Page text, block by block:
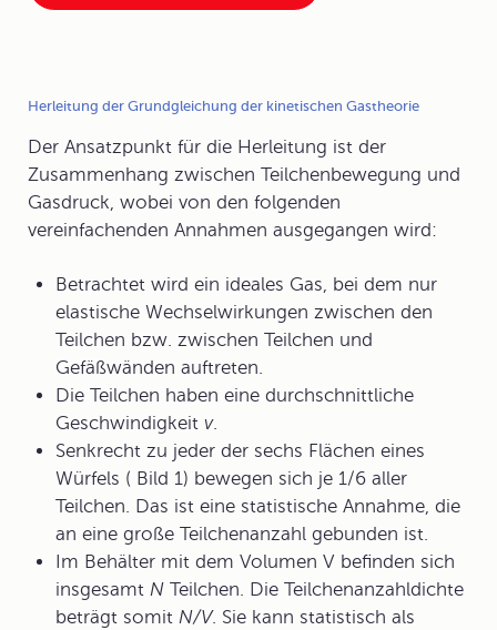
Herleitung der Grundgleichung der kinetischen Gastheorie
Der Ansatzpunkt für die Herleitung ist der
Zusammenhang zwischen Teilchenbewegung und
Gasdruck, wobei von den folgenden
vereinfachenden Annahmen ausgegangen wird:
Betrachtet wird ein ideales Gas, bei dem nur
elastische Wechselwirkungen zwischen den
Teilchen bzw. zwischen Teilchen und
Gefäßwänden auftreten.
Die Teilchen haben eine durchschnittliche
Geschwindigkeit v.
Senkrecht zu jeder der sechs Flächen eines
Würfels ( Bild 1) bewegen sich je 1/6 aller
Teilchen. Das ist eine statistische Annahme, die
an eine große Teilchenanzahl gebunden ist.
Im Behälter mit dem Volumen V befinden sich
insgesamt N Teilchen. Die Teilchenanzahldichte
beträgt somit N/V. Sie kann statistisch als